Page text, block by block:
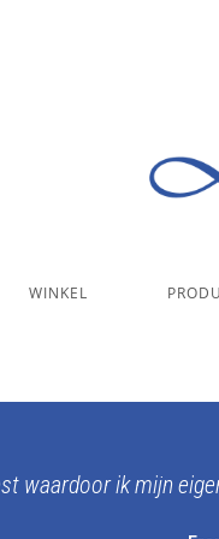
WINKEL
waardoor ik mijn